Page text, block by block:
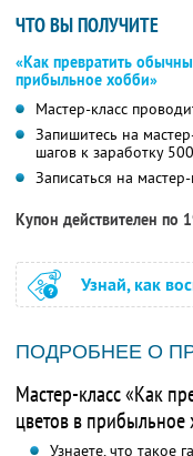
ЧТО ВЫ ПОЛУЧИТЕ
«Как превратить
прибыльное хобби»
Мастер-класс
Запишитесь на
шагов к заработку
Записаться на
Купон действителен по
Узнай, как
ПОДРОБНЕЕ О
Мастер-класс «Как
цветов в прибыльное
Узнаете, что такое